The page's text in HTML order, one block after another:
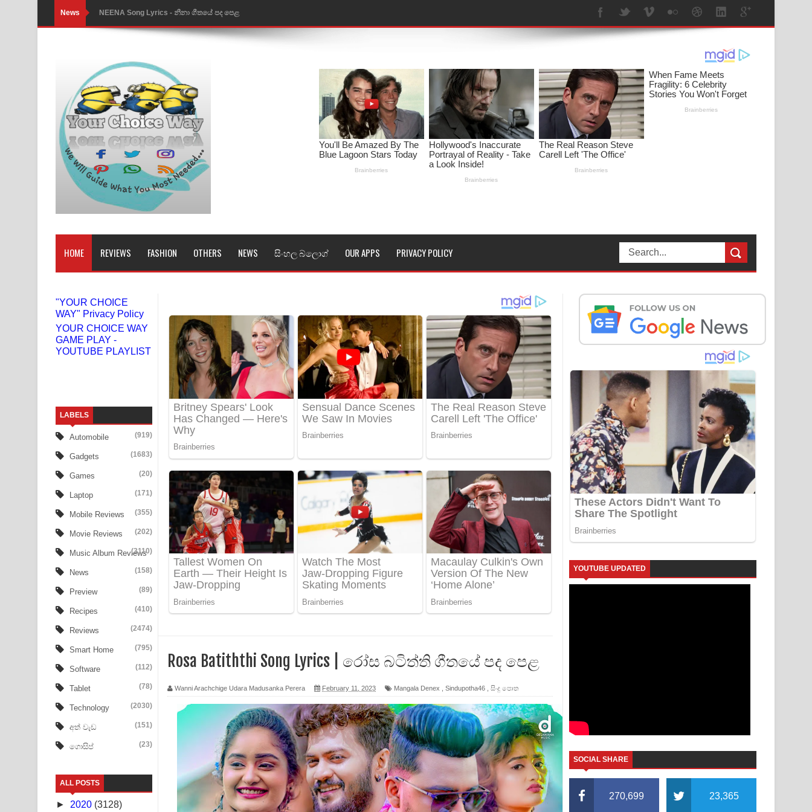
News Ahimi Wimai Himi Song Lyrics - අහිමි විමයි හිමි ගීතයේ පද පෙළ
Mathaka Parana Song Lyrics - මතක පාරනා ගීතයේ පද පෙළ
Nimnadhen Song Lyrics - නිම්නාදෙන් ගීතයේ පද පෙළ
Obamai Mage Adare Song Lyrics - ඔබමයි මගේ ආදරේ ගීතයේ පද පෙළ
Pansal Gihin Song Lyrics - පන්සල් ගිහිං ගීතයේ පද පෙළ
Ankeliya Song Lyrics - අංකෙළිය ගීතයේ පද පෙළ
DEAR GOD Song Lyrics - ඩියර් ගෝඩ් ගීතයේ පද පෙළ
MANAMALA KATHA Song Lyrics - මනමාල කතා ගීතයේ පද පෙළ
Dai Dai Lyrics - Shakira, Burna Boy | 2026 football world cup song lyrics
Numba Dun Aadare Song Lyrics - නුඹ දුන් ආදරේ ගීතයේ පද පෙළ
Liyamuda Dan Anagathe Song Lyrics - ලියමුද දැන් අනාගතේ ගීතයේ පද පෙළ
Doni Song Lyrics - දෝණි ගීතයේ පද පෙළ
Benthara Palame Song Lyrics - බෙන්තර පාලමේ ගීතයේ පද පෙළ
Sanda Babalena Song Lyrics - සඳ බැබලෙන ගීතයේ පද පෙළ
Adare Wadi Nisa Song Lyrics - ආදරේ වැඩි නිසා ගීතයේ පද පෙළ
UNUHUMA Song Lyrics - උණුහුම ගීතයේ පද පෙළ
Katakara Song Lyrics - කටකාර ගීතයේ පද පෙළ
Tharu Yaye Dilena Song Lyrics - තරු යායේ දිලෙනා ගීතයේ පද පෙළ
Ow Man Sosa Song Lyrics - ඔව් මං සෝසා ගීතයේ පද පෙළ
Heavy Weight Song Lyrics
FEVER DREAM Lyrics - Alex Warren
BTS : Hooligan Lyrics
Apa Hamuwee Song Lyrics - අප හමුවී ගීතයේ පද පෙළ
PATHINIYE Song Lyrics - පතිනියනේ ගීතයේ පද පෙළ
Sorry Sir Song Lyrics - සොරි සර් ගීතයේ පද පෙළ
Mathaka Aluthin Liyanna Song Lyrics - මතක අලුතින් ලියන්න ගීතයේ පද පෙළ
Sandak Awith Song Lyrics - සඳක් ඇවිත් ගීතයේ පද පෙළ
HOME REVIEWS FASHION OTHERS NEWS සිංහල බ්ලොග් OUR APPS PRIVACY POLICY
"YOUR CHOICE
WAY" Privacy Policy
YOUR CHOICE WAY
GAME PLAY -
YOUTUBE PLAYLIST
LABELS
Automobile (919)
Gadgets (1683)
Games (20)
Laptop (171)
Mobile Reviews (355)
Movie Reviews (202)
Music Album Reviews
(3110)
News (158)
Preview (89)
Recipes (410)
Reviews (2474)
Smart Home (795)
Software (112)
Tablet (78)
Technology (2030)
අත් වැඩ (151)
ගොසිප් (23)
ALL POSTS
► 2020 (3128)
Rosa Batiththi Song Lyrics | රෝස බටිත්ති ගීතයේ පද පෙළ
Wanni Arachchige Udara Madusanka Perera February 11, 2023 Mangala Denex Sindupotha46 සිංදු පොත
YOUTUBE UPDATED
SOCIAL SHARE
270,699 23,365